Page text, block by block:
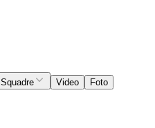
Squadre Video Foto